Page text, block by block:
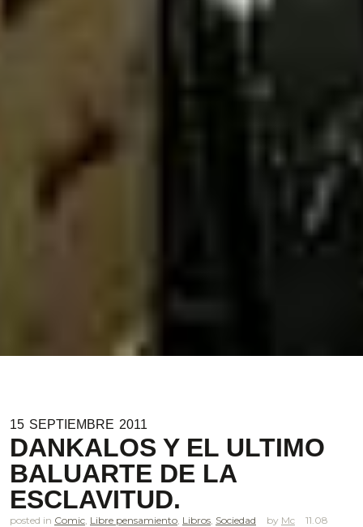
15 SEPTIEMBRE 2011
DANKALOS Y EL ULTIMO
BALUARTE DE LA
ESCLAVITUD.
posted in Comic, Libre pensamiento, Libros, Sociedad Mc
11.08